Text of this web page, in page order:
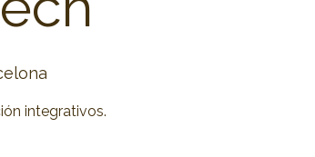
integrativos.